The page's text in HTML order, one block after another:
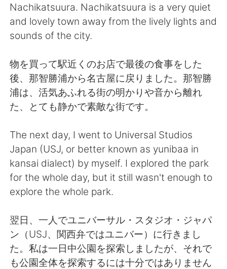
English 简体中文
العربية Français
Deutsch 日本語
Русский
ไทย Indonesia
Italiano Tiếng Việt
Nachikatsuura. Nachikatsuura is a very quiet
and lovely town away from the lively lights and
sounds of the city.
物を買って駅近くのお店で最後の食事をした
後、那智勝浦から名古屋に戻りました。那智勝
浦は、活気あふれる街の明かりや音から離れ
た、とても静かで素敵な街です。
The next day, I went to Universal Studios
Japan (USJ, or better known as yunibaa in
kansai dialect) by myself. I explored the park
for the whole day, but it still wasn't enough to
explore the whole park.
翌日、一人でユニバーサル・スタジオ・ジャパ
ン（USJ、関西弁ではユニバー）に行きまし
た。私は一日中公園を探索しましたが、それで
も公園全体を探索するには十分ではありません